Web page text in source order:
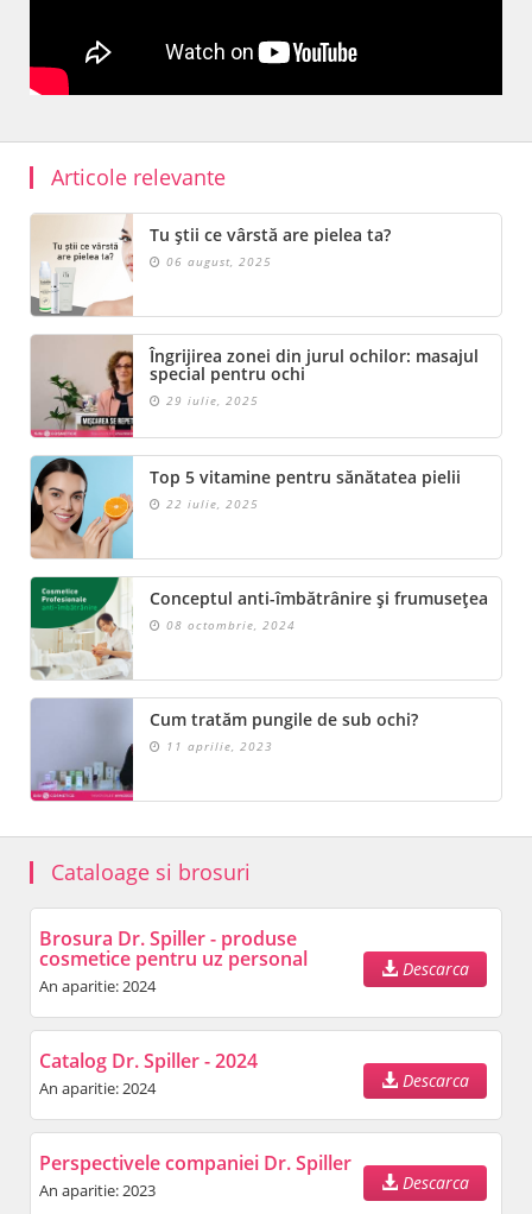
Articole relevante
Tu știi ce vârstă are pielea ta?
06 august, 2025
Îngrijirea zonei din jurul ochilor: masajul
special pentru ochi
29 iulie, 2025
Top 5 vitamine pentru sănătatea pielii
22 iulie, 2025
Conceptul anti-îmbătrânire și frumusețea
08 octombrie, 2024
Cum tratăm pungile de sub ochi?
11 aprilie, 2023
Cataloage si brosuri
Brosura Dr. Spiller - produse
cosmetice pentru uz personal
An aparitie: 2024
Descarca
Catalog Dr. Spiller - 2024
An aparitie: 2024 Descarca
Perspectivele companiei Dr. Spiller
An aparitie: 2023 Descarca